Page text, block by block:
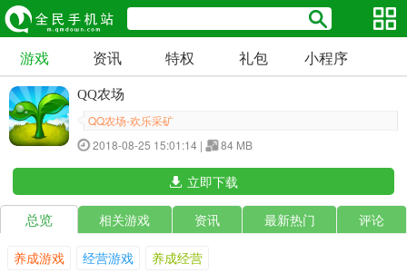
游戏 资讯 特权 礼包 小程序
QQ农场
QQ农场-欢乐采矿
2018-08-25 15:01:14 |
84 MB
立即下载
总览 相关游戏 资讯 最新热门 评论
养成游戏 经营游戏
养成经营